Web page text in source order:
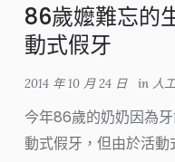
86歲嬤難忘的
動式假牙
2014 年 10 月 24 日 in 人
今年86歲的奶奶因為
動式假牙，但由於活